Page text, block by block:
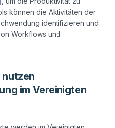
können die Aktivitäten der
identifizieren und
Workflows und
nutzen
im Vereinigten